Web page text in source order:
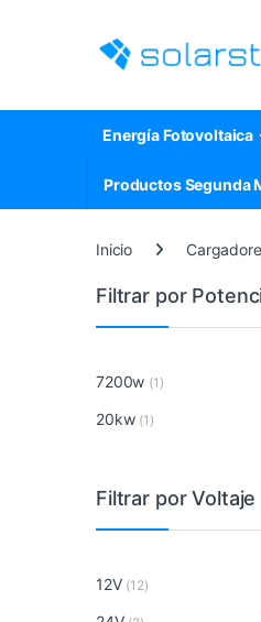
Energía Fotovoltaica
Productos Segunda
Inicio
Filtrar por
7200w (1)
20kw (1)
Filtrar por Voltaje
12V (12)